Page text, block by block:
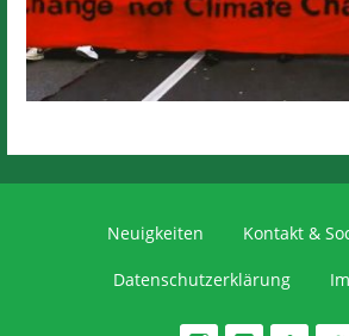
Neuigkeiten Kontakt &
Datenschutzerklärung